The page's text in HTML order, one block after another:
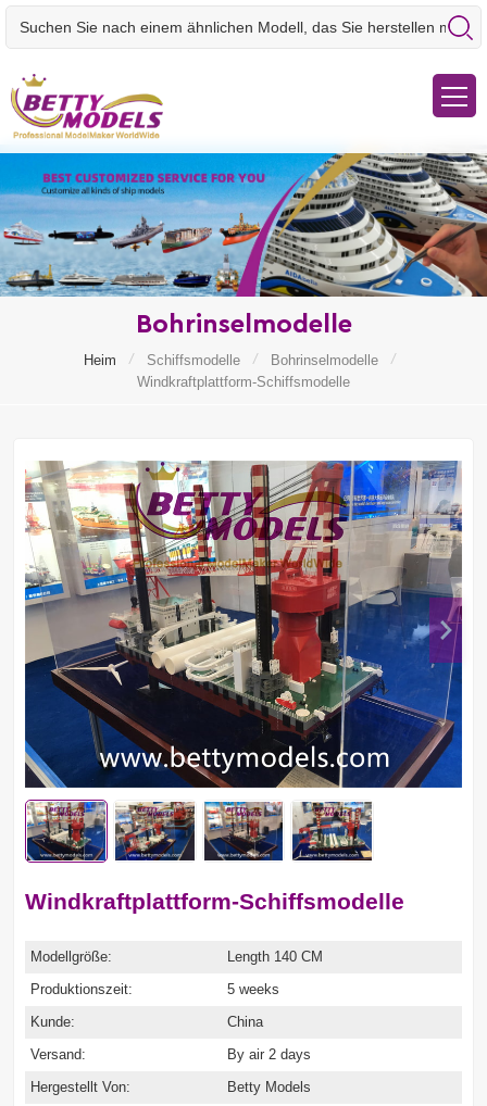
Bohrinselmodelle
Heim / Schiffsmodelle / Bohrinselmodelle
/
Windkraftplattform-Schiffsmodelle
Windkraftplattform-Schiffsmodelle
Modellgröße:
Length 140 CM
Produktionszeit:
5 weeks
Kunde:
China
Versand:
By air 2 days
Hergestellt Von:
Betty Models